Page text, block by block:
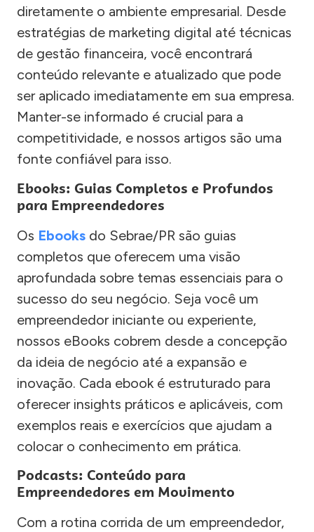
diretamente o ambiente empresarial. Desde
estratégias de marketing digital até técnicas
de gestão financeira, você encontrará
conteúdo relevante e atualizado que pode
ser aplicado imediatamente em sua empresa.
Manter-se informado é crucial para a
competitividade, e nossos artigos são uma
fonte confiável para isso.
Ebooks: Guias Completos e Profundos
para Empreendedores
Os Ebooks do Sebrae/PR são guias
completos que oferecem uma visão
aprofundada sobre temas essenciais para o
sucesso do seu negócio. Seja você um
empreendedor iniciante ou experiente,
nossos eBooks cobrem desde a concepção
da ideia de negócio até a expansão e
inovação. Cada ebook é estruturado para
oferecer insights práticos e aplicáveis, com
exemplos reais e exercícios que ajudam a
colocar o conhecimento em prática.
Podcasts: Conteúdo para
Empreendedores em Movimento
Com a rotina corrida de um empreendedor,